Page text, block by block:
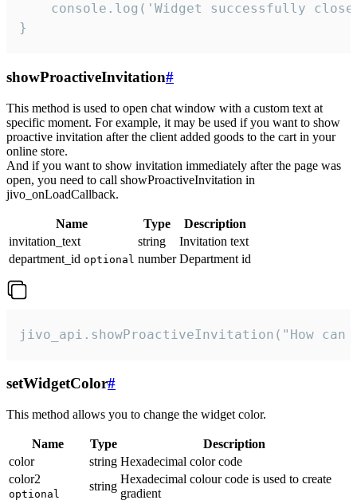
console.log('Widget successfully
}
showProactiveInvitation#
This method is used to open chat window with a custom text at
specific moment. For example, it may be used if you want to show
proactive invitation after the client added goods to the cart in your
online store.
And if you want to show invitation immediately after the page was
open, you need to call showProactiveInvitation in
jivo_onLoadCallback.
Name Type
Description
invitation_text
string
Invitation text
department_id optional number Department id
jivo_api.showProactiveInvitation("How
setWidgetColor#
This method allows you to change the widget color.
Name Type
Description
color
string Hexadecimal color code
color2
optional
string
Hexadecimal colour code is used to create
gradient